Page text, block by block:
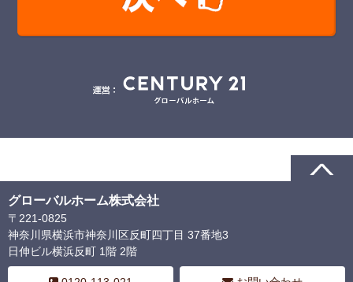
グローバルホーム株式会社
〒221-0825
神奈川県横浜市神奈川区反町四丁目 37番地3
日伸ビル横浜反町 1階 2階